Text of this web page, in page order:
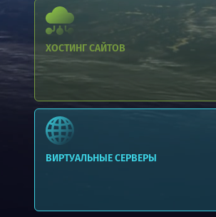
ХОСТИНГСАЙТОВ
ВИРТУАЛЬНЫЕ СЕРВЕРЫ